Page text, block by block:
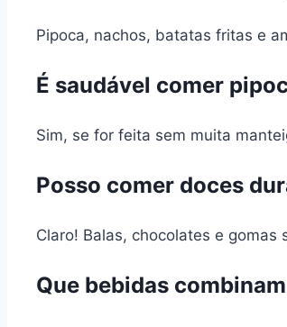
Pipoca, nachos, batatas fritas e
É saudável comer
Sim, se for feita sem muita
Posso comer doces
Claro! Balas, chocolates e gomas
Que bebidas